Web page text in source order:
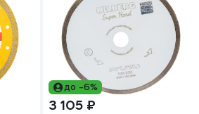
до -6%
3 105 ₽